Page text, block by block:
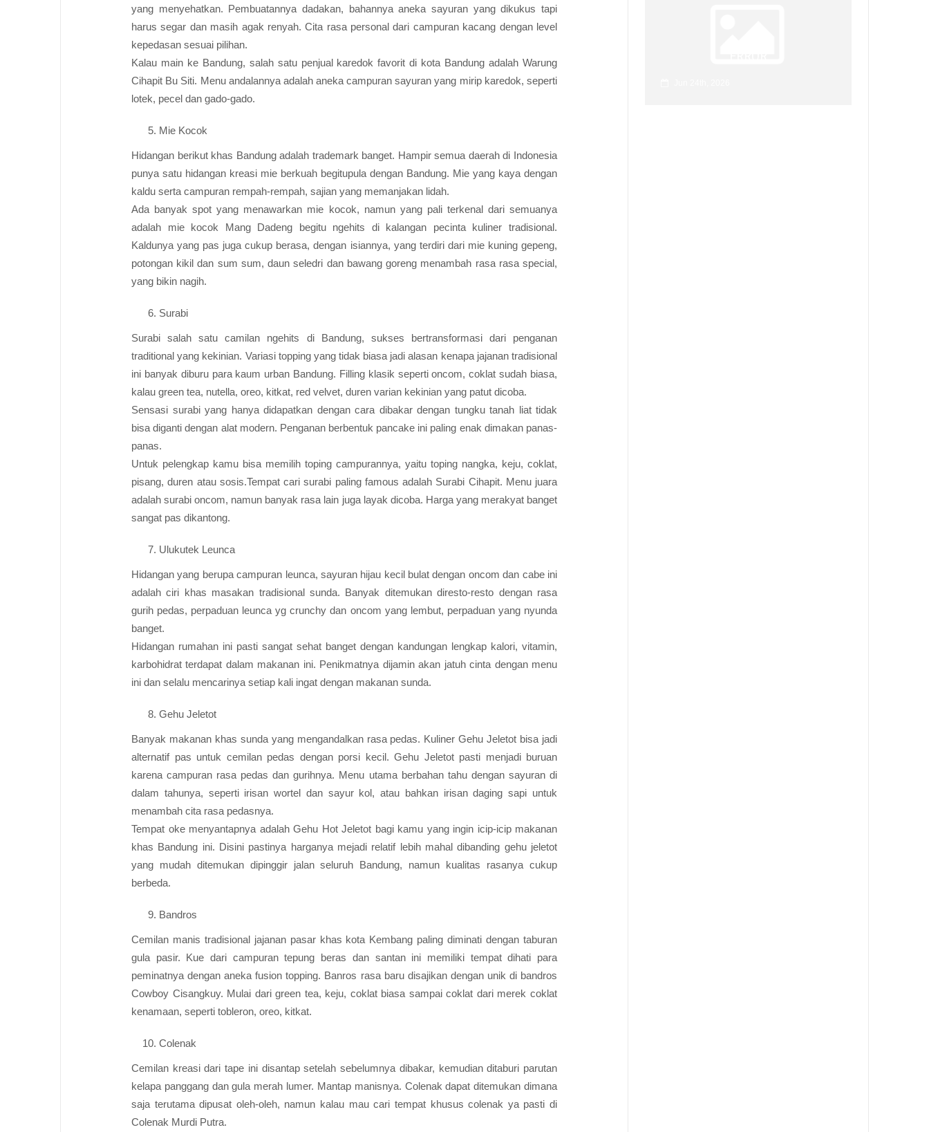
yang menyehatkan. Pembuatannya dadakan, bahannya aneka sayuran yang dikukus tapi
harus segar dan masih agak renyah. Cita rasa personal dari campuran kacang dengan level
kepedasan sesuai pilihan.
Kalau main ke Bandung, salah satu penjual karedok favorit di kota Bandung adalah Warung
Cihapit Bu Siti. Menu andalannya adalah aneka campuran sayuran yang mirip karedok, seperti
lotek, pecel dan gado-gado.
Mie Kocok
Hidangan berikut khas Bandung adalah trademark banget. Hampir semua daerah di Indonesia
punya satu hidangan kreasi mie berkuah begitupula dengan Bandung. Mie yang kaya dengan
kaldu serta campuran rempah-rempah, sajian yang memanjakan lidah.
Ada banyak spot yang menawarkan mie kocok, namun yang pali terkenal dari semuanya
adalah mie kocok Mang Dadeng begitu ngehits di kalangan pecinta kuliner tradisional.
Kaldunya yang pas juga cukup berasa, dengan isiannya, yang terdiri dari mie kuning gepeng,
potongan kikil dan sum sum, daun seledri dan bawang goreng menambah rasa rasa special,
yang bikin nagih.
Surabi
Surabi salah satu camilan ngehits di Bandung, sukses bertransformasi dari penganan
traditional yang kekinian. Variasi topping yang tidak biasa jadi alasan kenapa jajanan tradisional
ini banyak diburu para kaum urban Bandung. Filling klasik seperti oncom, coklat sudah biasa,
kalau green tea, nutella, oreo, kitkat, red velvet, duren varian kekinian yang patut dicoba.
Sensasi surabi yang hanya didapatkan dengan cara dibakar dengan tungku tanah liat tidak
bisa diganti dengan alat modern. Penganan berbentuk pancake ini paling enak dimakan panas-
panas.
Untuk pelengkap kamu bisa memilih toping campurannya, yaitu toping nangka, keju, coklat,
pisang, duren atau sosis.Tempat cari surabi paling famous adalah Surabi Cihapit. Menu juara
adalah surabi oncom, namun banyak rasa lain juga layak dicoba. Harga yang merakyat banget
sangat pas dikantong.
Ulukutek Leunca
Hidangan yang berupa campuran leunca, sayuran hijau kecil bulat dengan oncom dan cabe ini
adalah ciri khas masakan tradisional sunda. Banyak ditemukan diresto-resto dengan rasa
gurih pedas, perpaduan leunca yg crunchy dan oncom yang lembut, perpaduan yang nyunda
banget.
Hidangan rumahan ini pasti sangat sehat banget dengan kandungan lengkap kalori, vitamin,
karbohidrat terdapat dalam makanan ini. Penikmatnya dijamin akan jatuh cinta dengan menu
ini dan selalu mencarinya setiap kali ingat dengan makanan sunda.
Gehu Jeletot
Banyak makanan khas sunda yang mengandalkan rasa pedas. Kuliner Gehu Jeletot bisa jadi
alternatif pas untuk cemilan pedas dengan porsi kecil. Gehu Jeletot pasti menjadi buruan
karena campuran rasa pedas dan gurihnya. Menu utama berbahan tahu dengan sayuran di
dalam tahunya, seperti irisan wortel dan sayur kol, atau bahkan irisan daging sapi untuk
menambah cita rasa pedasnya.
Tempat oke menyantapnya adalah Gehu Hot Jeletot bagi kamu yang ingin icip-icip makanan
khas Bandung ini. Disini pastinya harganya mejadi relatif lebih mahal dibanding gehu jeletot
yang mudah ditemukan dipinggir jalan seluruh Bandung, namun kualitas rasanya cukup
berbeda.
Bandros
Cemilan manis tradisional jajanan pasar khas kota Kembang paling diminati dengan taburan
gula pasir. Kue dari campuran tepung beras dan santan ini memiliki tempat dihati para
peminatnya dengan aneka fusion topping. Banros rasa baru disajikan dengan unik di bandros
Cowboy Cisangkuy. Mulai dari green tea, keju, coklat biasa sampai coklat dari merek coklat
kenamaan, seperti tobleron, oreo, kitkat.
Colenak
Cemilan kreasi dari tape ini disantap setelah sebelumnya dibakar, kemudian ditaburi parutan
kelapa panggang dan gula merah lumer. Mantap manisnya. Colenak dapat ditemukan dimana
saja terutama dipusat oleh-oleh, namun kalau mau cari tempat khusus colenak ya pasti di
Colenak Murdi Putra.